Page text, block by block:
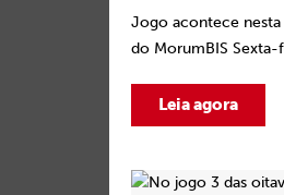
Jogo acontece nesta
do MorumBIS Sexta-
Leia agora